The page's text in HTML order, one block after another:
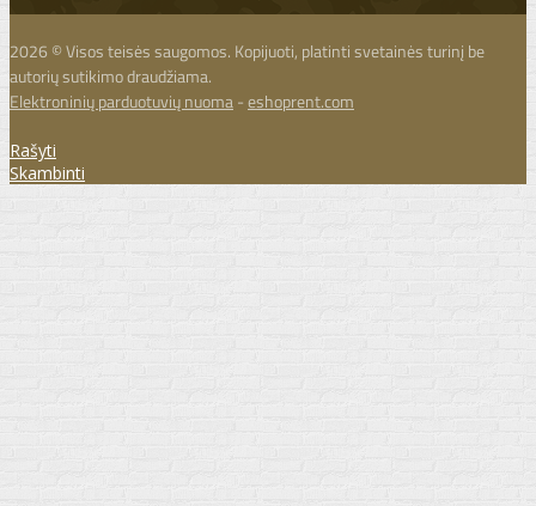
2026 © Visos teisės saugomos. Kopijuoti, platinti svetainės turinį be
autorių sutikimo draudžiama.
Elektroninių parduotuvių nuoma-eshoprent.com
Rašyti
Skambinti